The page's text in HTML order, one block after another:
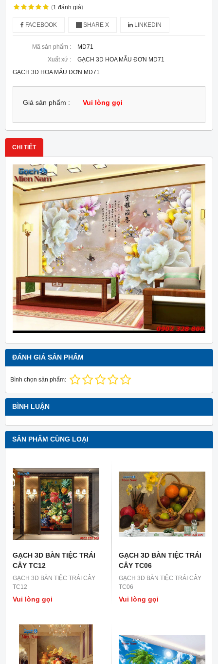
(1 đánh giá)
FACEBOOK SHARE X LINKEDIN
Mã sản phẩm :
MD71
Xuất xứ :
GẠCH 3D HOA MẪU ĐƠN MD71
GẠCH 3D HOA MẪU ĐƠN MD71
Giá sản phẩm : Vui lòng gọi
CHI TIẾT
ĐÁNH GIÁ SẢN PHẨM
Bình chọn sản phẩm:
BÌNH LUẬN
SẢN PHẨM CÙNG LOẠI
GẠCH 3D BÀN TIỆC TRÁI
CÂY TC12
GẠCH 3D BÀN TIỆC TRÁI CÂY
TC12
Vui lòng gọi
GẠCH 3D BÀN TIỆC TRÁI
CÂY TC06
GẠCH 3D BÀN TIỆC TRÁI CÂY
TC06
Vui lòng gọi